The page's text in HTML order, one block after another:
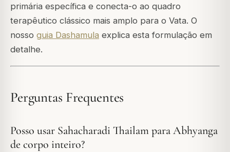
primária específica e conecta-o ao quadro
terapêutico clássico mais amplo para o Vata. O
nosso guia Dashamula explica esta formulação em
detalhe.
Perguntas Frequentes
Posso usar Sahacharadi Thailam para Abhyanga
de corpo inteiro?